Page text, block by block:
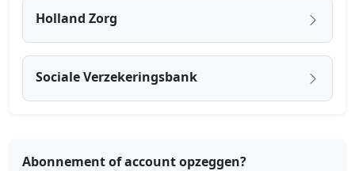
Holland Zorg
Sociale Verzekeringsbank
Abonnement of account opzeggen?